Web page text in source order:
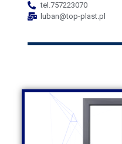
gorące dni, co ma istotne
mieszkańców.
materiałach. Możemy
rolety ręczne lub
pomocą przycisku lub pilota.
Warto również wspomnieć
funkcjonalnościach, jakie
tel.757223070
luban@top-plast.pl